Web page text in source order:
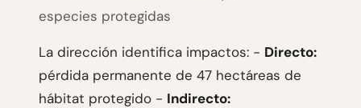
especies protegidas
La dirección identifica impactos: - Directo:
pérdida permanente de 47 hectáreas de
hábitat protegido - Indirecto: